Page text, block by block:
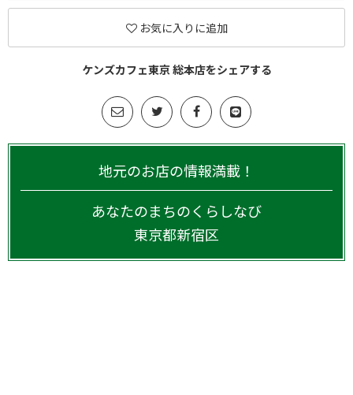
お気に入りに追加
ケンズカフェ東京 総本店をシェアする
地元のお店の情報満載！
あなたのまちのくらしなび
東京都新宿区